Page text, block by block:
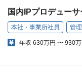
国内IPプロデュー
本社・事業所社員 管
年収 630万円 〜 930万